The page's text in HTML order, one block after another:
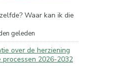
Waar kan ik die
geleden
over de herziening
2026-2032